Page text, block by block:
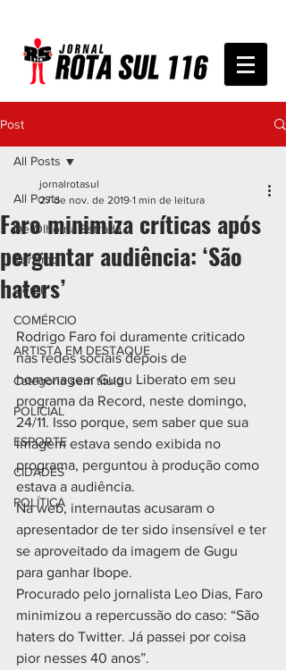
Post
All Posts
De Olho na Estrada
Turismo
Geral
COMÉRCIO
ARTISTA EM DESTAQUE
Categoria sem título
POLICIAL
ESPORTE
CIDADES
POLÍTICA
All Posts
Faro minimiza críticas após
perguntar audiência: ‘São
haters’
jornalrotasul
27 de nov. de 2019 1 min de leitura
Rodrigo Faro foi duramente criticado
nas redes sociais depois de
homenagear Gugu Liberato em seu
programa da Record, neste domingo,
24/11. Isso porque, sem saber que sua
imagem estava sendo exibida no
programa, perguntou à produção como
estava a audiência.
Na web, internautas acusaram o
apresentador de ter sido insensível e ter
se aproveitado da imagem de Gugu
para ganhar Ibope.
Procurado pelo jornalista Leo Dias, Faro
minimizou a repercussão do caso: “São
haters do Twitter. Já passei por coisa
pior nesses 40 anos”.